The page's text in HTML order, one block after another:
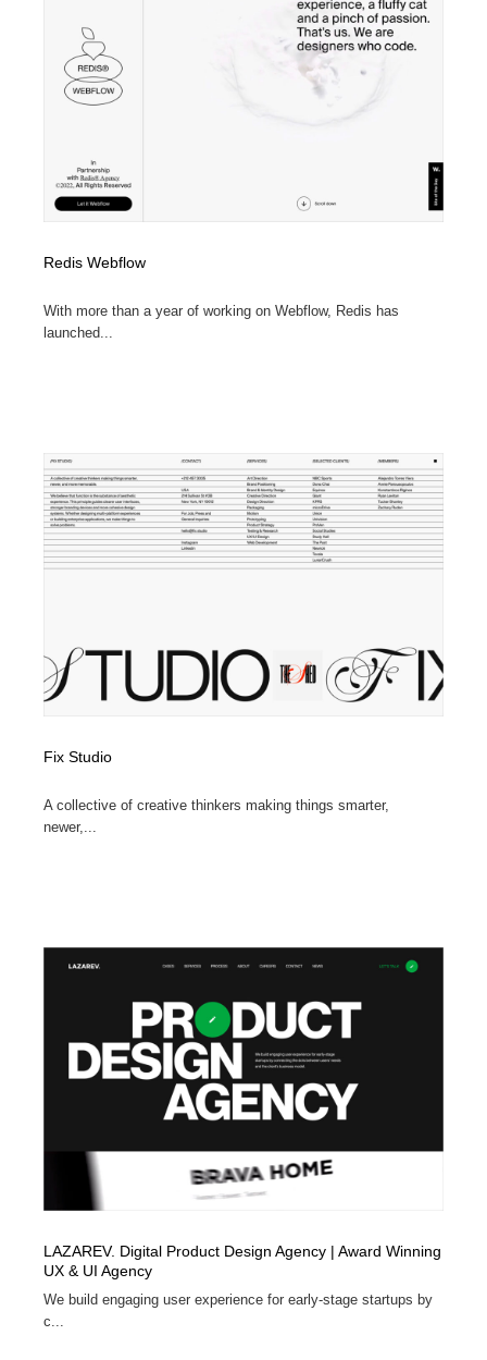
Redis Webflow
With more than a year of working on Webflow, Redis has
launched...
Fix Studio
A collective of creative thinkers making things smarter,
newer,...
LAZAREV. Digital Product Design Agency | Award Winning
UX & UI Agency
We build engaging user experience for early-stage startups by
c...